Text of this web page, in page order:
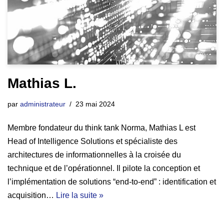
Mathias L.
par administrateur 23 mai 2024
Membre fondateur du think tank Norma, Mathias L est
Head of Intelligence Solutions et spécialiste des
architectures de informationnelles à la croisée du
technique et de l’opérationnel. Il pilote la conception et
l’implémentation de solutions “end-to-end” : identification et
acquisition… Lire la suite »